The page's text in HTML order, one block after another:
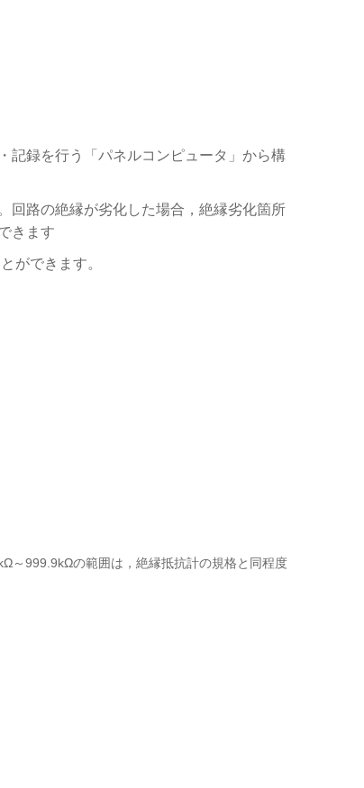
記録を行う「パネルコンピュータ」から構
回路の絶縁が劣化した場合，絶縁劣化箇所
きます
ができます。
～999.9kΩの範囲は，絶縁抵抗計の規格と同程度